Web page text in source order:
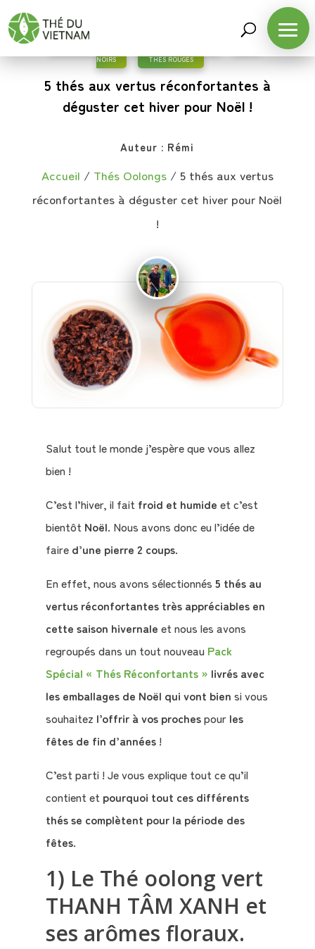
NOIRS
, THÉS ROUGES
5 thés aux vertus réconfortantes à
déguster cet hiver pour Noël !
Auteur : Rémi
Accueil / Thés Oolongs/ 5 thés aux vertus
réconfortantes à déguster cet hiver pour Noël
!
Salut tout le monde j’espère que vous allez
bien !
C’est l’hiver, il faitfroid et humide et c’est
bientôt Noël. Nous avons donc eu l’idée de
faire d’une pierre 2 coups.
En effet, nous avons sélectionnés 5 thés au
vertus réconfortantes très appréciables en
cette saison hivernale et nous les avons
regroupés dans un tout nouveau Pack
Spécial « Thés Réconfortants » livrés avec
les emballages de Noël qui vont bien si vous
souhaitez l’offrir à vos prochespour les
fêtes de fin d’années!
C’est parti ! Je vous explique tout ce qu’il
contient et pourquoi tout ces différents
thés se complètent pour la période des
fêtes.
1) Le Thé oolong vert
THANH TÂM XANH et
ses arômes floraux.